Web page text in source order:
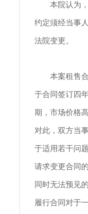
本院认为，
约定须经当事
法院变更。
本案租售合
于合同签订四
期，市场价格
对此，双方当
于适用若干问
请求变更合同
同时无法预见
履行合同对于